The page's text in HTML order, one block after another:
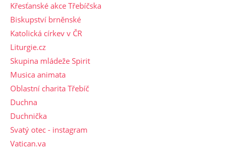
Křesťanské akce Třebíčska
Biskupství brněnské
Katolická církev v ČR
Liturgie.cz
Skupina mládeže Spirit
Musica animata
Oblastní charita Třebíč
Duchna
Duchnička
Svatý otec - instagram
Vatican.va